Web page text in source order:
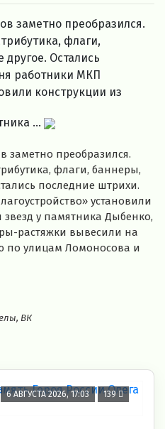
заметно преобразился.
флаги,
Остались
работники МКП
конструкции из
...
преобразился.
флаги, баннеры,
последние штрихи.
установили
звезд у памятника Дыбенко,
растяжки вывесили на
по улицам Ломоносова и
ВК
6 АВГУСТА 2026, 17:03 139